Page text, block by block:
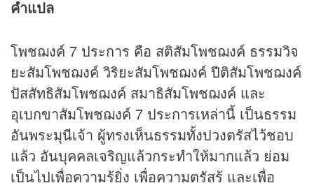
คำแปล
โพชฌงค์ 7 ประการ คือ สติสัมโพชฌงค์ ธรรมวิจ
ยะสัมโพชฌงค์ วิริยะสัมโพชฌงค์ ปีติสัมโพชฌงค์
ปัสสัทธิสัมโพชฌงค์ สมาธิสัมโพชฌงค์ และ
อุเบกขาสัมโพชฌงค์ 7 ประการเหล่านี้ เป็นธรรม
อันพระมุนีเจ้า ผู้ทรงเห็นธรรมทั้งปวงตรัสไว้ชอบ
แล้ว อันบุคคลเจริญแล้วกระทำให้มากแล้ว ย่อม
เป็นไปเพื่อความรู้ยิ่ง เพื่อความตรัสรู้ และเพื่อ